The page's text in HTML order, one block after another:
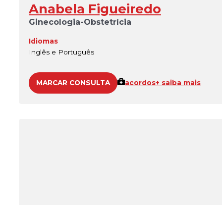
Anabela Figueiredo
Ginecologia-Obstetrícia
Idiomas
Inglês e Português
MARCAR CONSULTA acordos+ saiba mais